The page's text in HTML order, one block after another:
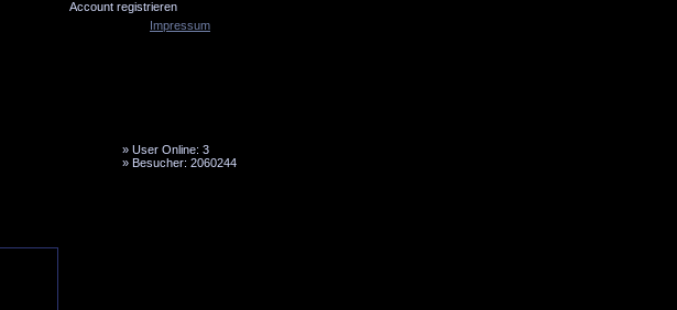
Account registrieren
» User Online: 3
» Besucher: 2060244
Impressum